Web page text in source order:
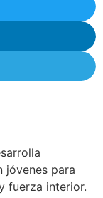
jóvenes para
fuerza interior.